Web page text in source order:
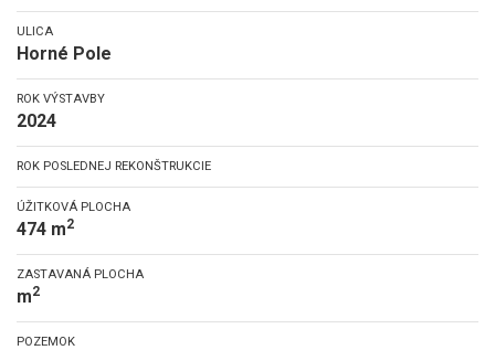
ULICA
Horné Pole
ROK VÝSTAVBY
2024
ROK POSLEDNEJ REKONŠTRUKCIE
ÚŽITKOVÁ PLOCHA
474 m2
ZASTAVANÁ PLOCHA
m2
POZEMOK